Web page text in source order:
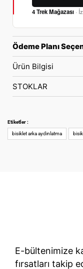
4 Trek Mağazası ·
Ödeme Planı
Ürün Bilgisi
STOKLAR
Etiketler :
bisiklet arka aydinlatma
E-bültenimize
fırsatları takip